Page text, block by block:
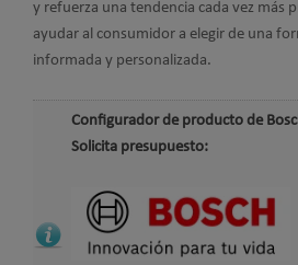
y refuerza una tendencia cada vez más
ayudar al consumidor a elegir de una
informada y personalizada.
Configurador de producto de
Solicita presupuesto: